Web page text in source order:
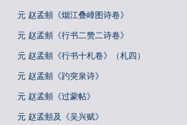
元 赵孟頫《烟江叠嶂图诗卷》
元 赵孟頫《行书二赞二诗卷》
元 赵孟頫《行书十札卷》（札四）
元 赵孟頫《趵突泉诗》
元 赵孟頫《过蒙帖》
元 赵孟頫及《吴兴赋》